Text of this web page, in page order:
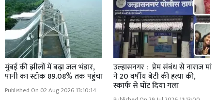
मुंबई की झीलों में बढ़ा जल भंडार,
पानी का स्टॉक 89.08% तक पहुंचा
Published On 02 Aug 2026 13:10:14
उल्हासनगर : प्रेम संबंध से नाराज मां
ने 20 वर्षीय बेटी की हत्या की,
स्कार्फ से घोंट दिया गला